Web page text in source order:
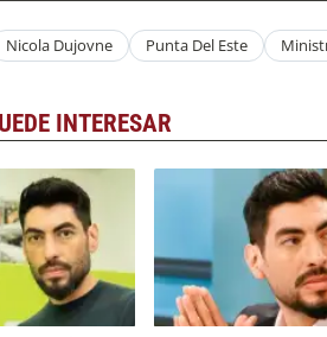
Nicola Dujovne Punta Del Este
INTERESAR